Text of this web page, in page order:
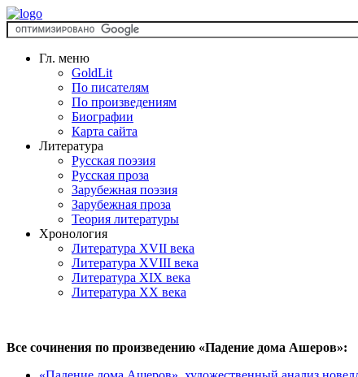
Гл. меню
GoldLit
По писателям
По произведениям
Биографии
Карта сайта
Литература
Русская поэзия
Русская проза
Зарубежная поэзия
Зарубежная проза
Теория литературы
Хронология
Литература XVII века
Литература XVIII века
Литература XIX века
Литература XX века
Все сочинения по произведению «Падение дома Ашеров»: